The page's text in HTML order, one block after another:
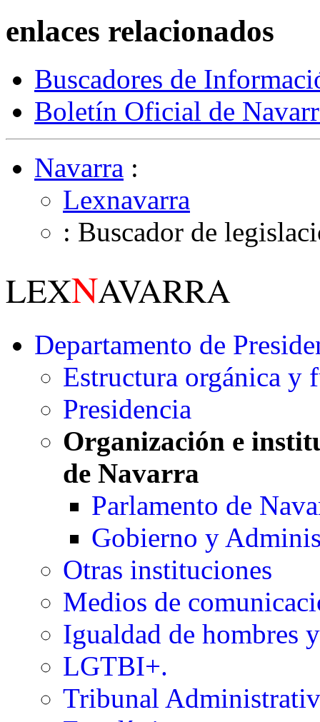
enlaces relacionados
Buscadores de
Boletín Oficial de
Navarra :
Lexnavarra
: Buscador de
LEXNAVARRA
Departamento de
Estructura orgánica y
Presidencia
Organización e
de Navarra
Parlamento de
Gobierno y
Otras instituciones
Medios de
Igualdad de hombres
LGTBI+.
Tribunal